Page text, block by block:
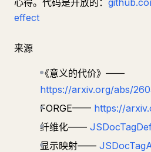
心得。代码是开放的：
effect
来源
《意义的代价》——
https://arxiv.org/abs/
FORGE—— https://
纤维化——
显示映射——